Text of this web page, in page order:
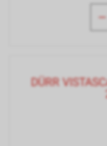
DÜRR